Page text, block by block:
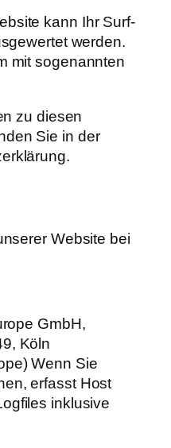
kann Ihr Surf-
werden.
mit sogenannten
zu diesen
Sie in der
Website bei
GmbH,
Köln
Wenn Sie
erfasst Host
inklusive